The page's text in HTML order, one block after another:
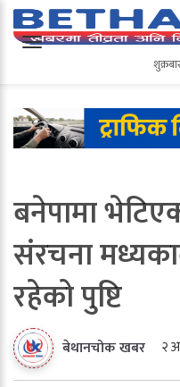
शुक्रबार
बनेपामा
संरचना
रहेको पुष्टि
बेथानचोक खबर २